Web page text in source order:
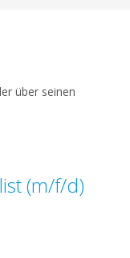
über seinen
(m/f/d)